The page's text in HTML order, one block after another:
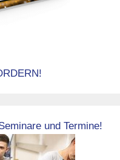
und Termine!